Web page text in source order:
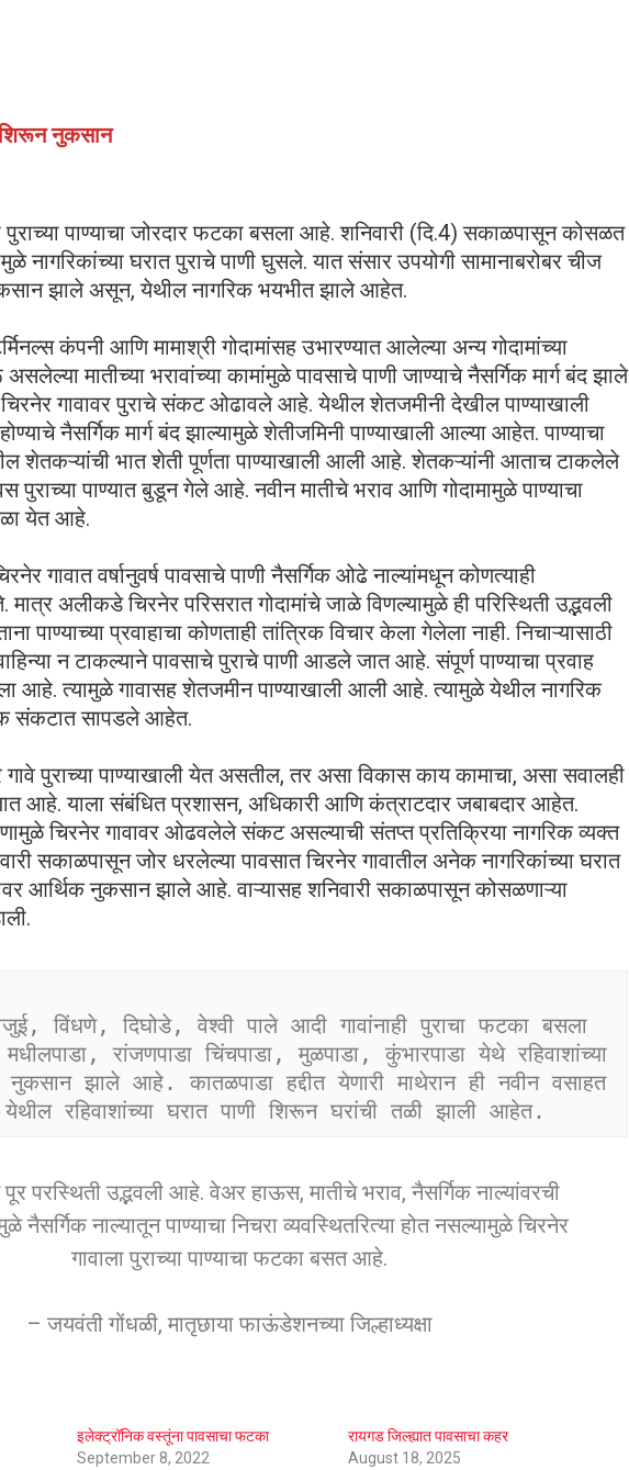
शिरून नुकसान
पुराच्या पाण्याचा जोरदार फटका बसला आहे. शनिवारी (दि.4) सकाळपासून कोसळत
नागरिकांच्या घरात पुराचे पाणी घुसले. यात संसार उपयोगी सामानाबरोबर चीज
झाले असून, येथील नागरिक भयभीत झाले आहेत.
कंपनी आणि मामाश्री गोदामांसह उभारण्यात आलेल्या अन्य गोदामांच्या
मातीच्या भरावांच्या कामांमुळे पावसाचे पाणी जाण्याचे नैसर्गिक मार्ग बंद झाले
गावावर पुराचे संकट ओढावले आहे. येथील शेतजमीनी देखील पाण्याखाली
नैसर्गिक मार्ग बंद झाल्यामुळे शेतीजमिनी पाण्याखाली आल्या आहेत. पाण्याचा
शेतकऱ्यांची भात शेती पूर्णता पाण्याखाली आली आहे. शेतकऱ्यांनी आताच टाकलेले
पुराच्या पाण्यात बुडून गेले आहे. नवीन मातीचे भराव आणि गोदामामुळे पाण्याचा
येत आहे.
गावात वर्षानुवर्ष पावसाचे पाणी नैसर्गिक ओढे नाल्यांमधून कोणत्याही
अलीकडे चिरनेर परिसरात गोदामांचे जाळे विणल्यामुळे ही परिस्थिती उद्भवली
पाण्याच्या प्रवाहाचा कोणताही तांत्रिक विचार केला गेलेला नाही. निचाऱ्यासाठी
न टाकल्याने पावसाचे पुराचे पाणी आडले जात आहे. संपूर्ण पाण्याचा प्रवाह
आहे. त्यामुळे गावासह शेतजमीन पाण्याखाली आली आहे. त्यामुळे येथील नागरिक
संकटात सापडले आहेत.
गावे पुराच्या पाण्याखाली येत असतील, तर असा विकास काय कामाचा, असा सवालही
आहे. याला संबंधित प्रशासन, अधिकारी आणि कंत्राटदार जबाबदार आहेत.
चिरनेर गावावर ओढवलेले संकट असल्याची संतप्त प्रतिक्रिया नागरिक व्यक्त
सकाळपासून जोर धरलेल्या पावसात चिरनेर गावातील अनेक नागरिकांच्या घरात
आर्थिक नुकसान झाले आहे. वाऱ्यासह शनिवारी सकाळपासून कोसळणाऱ्या
विंधणे, दिघोडे, वेश्वी पाले आदी गावांनाही पुराचा फटका बसला
रांजणपाडा चिंचपाडा, मुळपाडा, कुंभारपाडा येथे रहिवाशांच्या
झाले आहे. कातळपाडा हद्दीत येणारी माथेरान ही नवीन वसाहत
रहिवाशांच्या घरात पाणी शिरून घरांची तळी झाली आहेत.
पूर परस्थिती उद्भवली आहे. वेअर हाऊस, मातीचे भराव, नैसर्गिक नाल्यांवरची
नैसर्गिक नाल्यातून पाण्याचा निचरा व्यवस्थितरित्या होत नसल्यामुळे चिरनेर
गावाला पुराच्या पाण्याचा फटका बसत आहे.
– जयवंती गोंधळी, मातृछाया फाऊंडेशनच्या जिल्हाध्यक्षा
इलेक्ट्रॉनिक वस्तूंना पावसाचा फटका
September 8, 2022
रायगड जिल्ह्यात पावसाचा कहर
August 18, 2025